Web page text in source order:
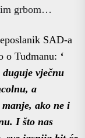
grbom…
SAD-a
o Tuđmanu: ‘
vječnu
a
ako ne i
I što nas